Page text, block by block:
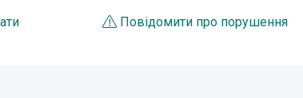
Повідомити про порушення